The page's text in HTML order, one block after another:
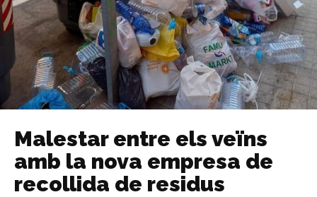
Malestar entre els veïns
amb la nova empresa de
recollida de residus